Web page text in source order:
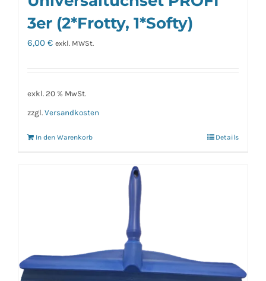
3er (2*Frotty, 1*Softy)
6,00 € exkl. MWSt.
exkl. 20 % MwSt.
zzgl. Versandkosten
In den Warenkorb Details